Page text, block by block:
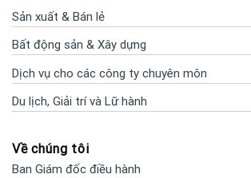
Sản xuất & Bán lẻ
Bất động sản & Xây dựng
Dịch vụ cho các công ty chuyên môn
Du lịch, Giải trí và Lữ hành
Về chúng tôi
Ban Giám đốc điều hành